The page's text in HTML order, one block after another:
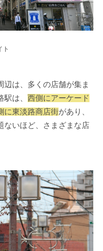
ト
辺は、多くの店舗が集ま
は、 西側にアーケード
に東淡路商店街があり、
ないほど、さまざまな店